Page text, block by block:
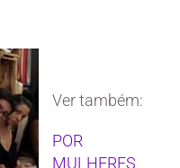
Ver também:
POR
MULHERES